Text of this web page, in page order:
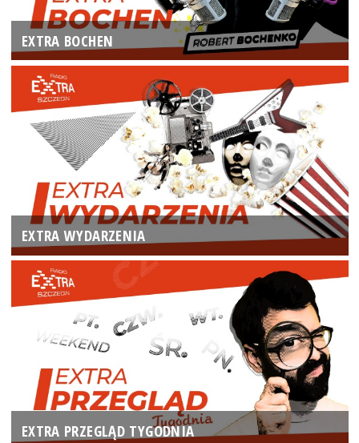
EXTRA BOCHEN
EXTRA WYDARZENIA
EXTRA PRZEGLĄD TYGODNIA